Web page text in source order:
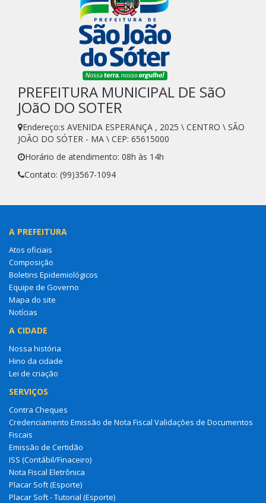
PREFEITURA MUNICIPAL DE SãO
JOãO DO SOTER
Endereço:s AVENIDA ESPERANÇA , 2025 \ CENTRO \ SÃO
JOÃO DO SÓTER - MA \ CEP: 65615000
Horário de atendimento: 08h às 14h
Contato: (99)3567-1094
A PREFEITURA
Atos oficiais
Composição
Boletins Epidemiológicos
Equipe de Governo
Mapa do site
Notícias
A CIDADE
Nossa história
Hino da cidade
Lei de criação
SERVIÇOS
Contra Cheques
Credenciamento Emissão de Nota Fiscal Validações de Documentos
Fiscais
Emissão de Certidão
ISS (Contábil/Finaceiro)
Nota Fiscal Eletrônica
Placar Soft (Esporte)
Placar Soft - Tutorial (Esporte)